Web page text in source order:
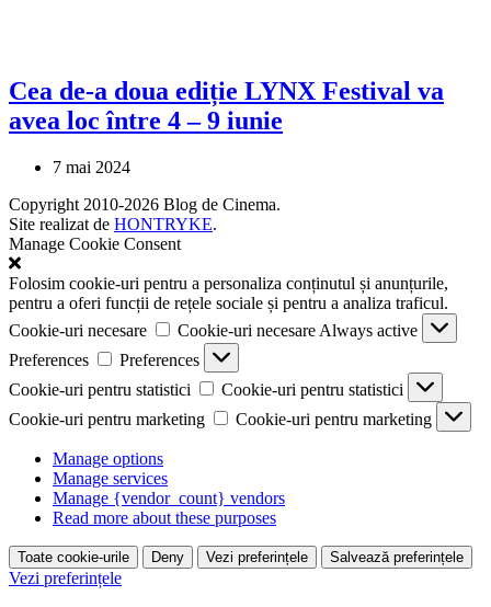
Cea de-a doua ediție LYNX Festival va
avea loc între 4 – 9 iunie
7 mai 2024
Copyright 2010-2026 Blog de Cinema.
Site realizat de HONTRYKE.
Manage Cookie Consent
Folosim cookie-uri pentru a personaliza conținutul și anunțurile,
pentru a oferi funcții de rețele sociale și pentru a analiza traficul.
Cookie-uri necesare
Cookie-uri necesare Always active
Preferences
Preferences
Cookie-uri pentru statistici
Cookie-uri pentru statistici
Cookie-uri pentru marketing
Cookie-uri pentru marketing
Manage options
Manage services
Manage {vendor_count} vendors
Read more about these purposes
Toate cookie-urile Deny Vezi preferințele Salvează preferințele
Vezi preferințele